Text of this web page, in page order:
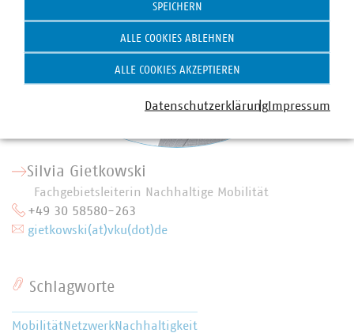
Silvia Gietkowski
Fachgebietsleiterin Nachhaltige Mobilität
+49 30 58580-263
gietkowski(at)vku(dot)de
Schlagworte
Mobilität NetzwerkNachhaltigkeit
SPEICHERN
ALLE COOKIES ABLEHNEN
ALLE COOKIES AKZEPTIEREN
DatenschutzerklärungImpressum